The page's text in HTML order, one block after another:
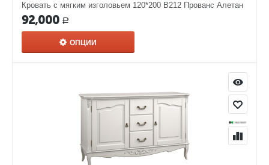
Кровать с мягким изголовьем 120*200 В212 Прованс Алетан
92,000 Р
ОПЦИИ